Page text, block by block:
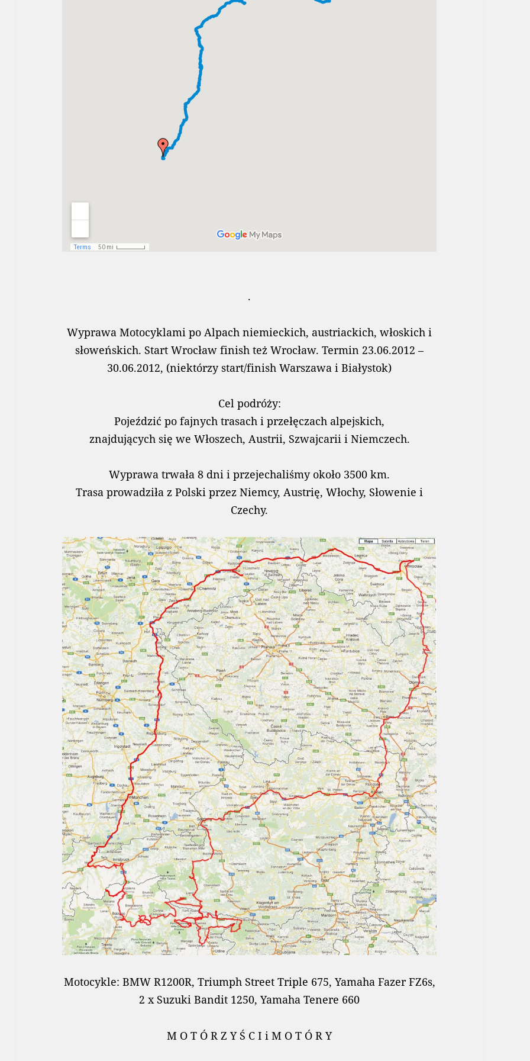
.
Wyprawa Motocyklami po Alpach niemieckich, austriackich, włoskich i
słoweńskich. Start Wrocław finish też Wrocław. Termin 23.06.2012 –
30.06.2012, (niektórzy start/finish Warszawa i Białystok)
Cel podróży:
Pojeździć po fajnych trasach i przełęczach alpejskich,
znajdujących się we Włoszech, Austrii, Szwajcarii i Niemczech.
Wyprawa trwała 8 dni i przejechaliśmy około 3500 km.
Trasa prowadziła z Polski przez Niemcy, Austrię, Włochy, Słowenie i
Czechy.
Motocykle: BMW R1200R, Triumph Street Triple 675, Yamaha Fazer FZ6s,
2 x Suzuki Bandit 1250, Yamaha Tenere 660
M O T Ó R Z Y Ś C I i M O T Ó R Y